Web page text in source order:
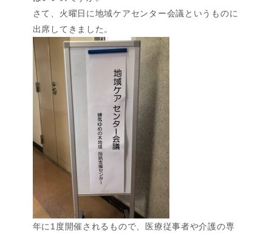
さて、火曜日に地域ケアセンター会議というものに
出席してきました。
年に1度開催されるもので、医療従事者や介護の専